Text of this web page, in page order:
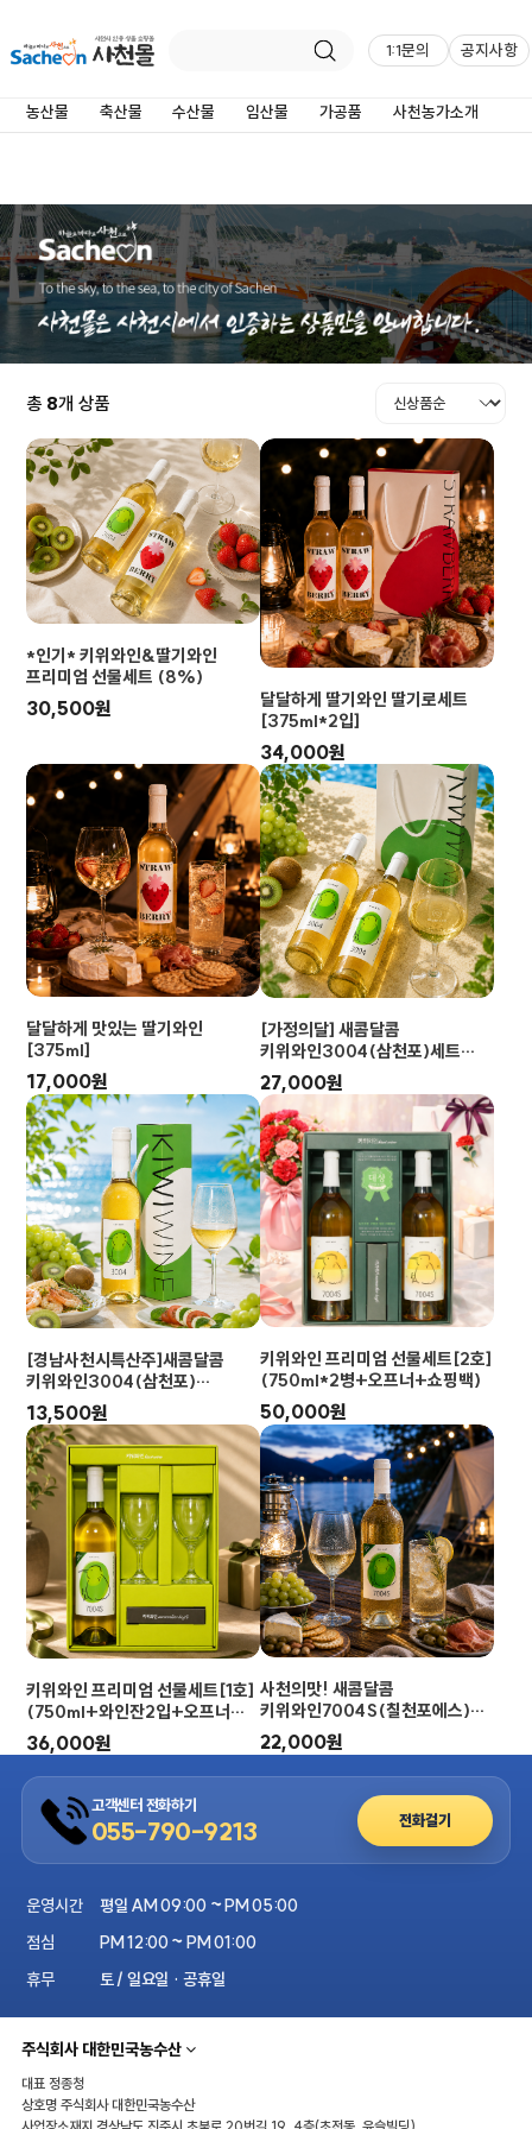
1:1문의 공지사항
농산물 축산물 수산물 임산물 가공품 사천농가소개
총 8개 상품
*인기* 키위와인&딸기와인
프리미엄 선물세트 (8%)
30,500원
달달하게 딸기와인 딸기로세트
[375ml*2입]
34,000원
달달하게 맛있는 딸기와인
[375ml]
17,000원
[가정의달] 새콤달콤
키위와인3004(삼천포)세트
[스위트와인/375ml*2입/8%]
27,000원
[경남사천시특산주]새콤달콤
키위와인3004(삼천포)
[스위트와인/375ml/8%]
13,500원
키위와인 프리미엄 선물세트[2호]
(750ml*2병+오프너+쇼핑백)
50,000원
키위와인 프리미엄 선물세트[1호]
(750ml+와인잔2입+오프너
+쇼핑백)
36,000원
사천의맛! 새콤달콤
키위와인7004S(칠천포에스)
[스위트와인/750ml/8%]
22,000원
고객센터 전화하기
055-790-9213 전화걸기
운영시간
평일 AM 09:00 ~ PM 05:00
점심
PM 12:00 ~ PM 01:00
휴무
토 / 일요일 · 공휴일
주식회사 대한민국농수산
대표 정종청
상호명 주식회사 대한민국농수산